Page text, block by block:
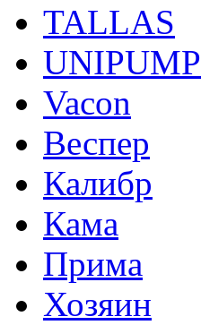
TALLAS
UNIPUMP
Vacon
Веспер
Калибр
Кама
Прима
Хозяин